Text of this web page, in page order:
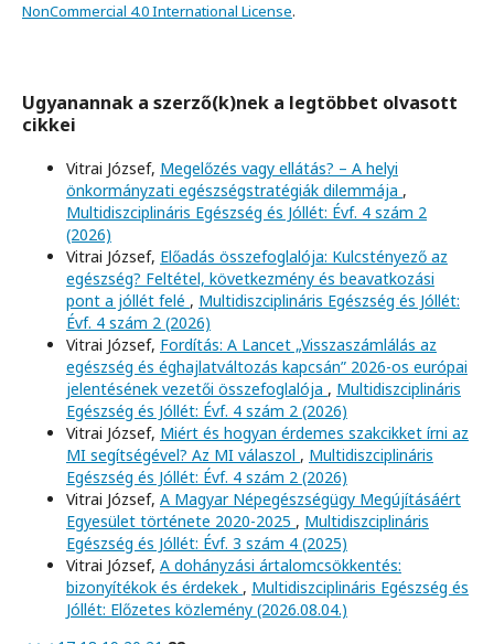
NonCommercial 4.0 International License.
Ugyanannak a szerző(k)nek a legtöbbet olvasott
cikkei
Vitrai József, Megelőzés vagy ellátás? – A helyi
önkormányzati egészségstratégiák dilemmája ,
Multidiszciplináris Egészség és Jóllét: Évf. 4 szám 2
(2026)
Vitrai József, Előadás összefoglalója: Kulcstényező az
egészség? Feltétel, következmény és beavatkozási
pont a jóllét felé , Multidiszciplináris Egészség és Jóllét:
Évf. 4 szám 2 (2026)
Vitrai József, Fordítás: A Lancet „Visszaszámlálás az
egészség és éghajlatváltozás kapcsán” 2026-os európai
jelentésének vezetői összefoglalója , Multidiszciplináris
Egészség és Jóllét: Évf. 4 szám 2 (2026)
Vitrai József, Miért és hogyan érdemes szakcikket írni az
MI segítségével? Az MI válaszol , Multidiszciplináris
Egészség és Jóllét: Évf. 4 szám 2 (2026)
Vitrai József, A Magyar Népegészségügy Megújításáért
Egyesület története 2020-2025 , Multidiszciplináris
Egészség és Jóllét: Évf. 3 szám 4 (2025)
Vitrai József, A dohányzási ártalomcsökkentés:
bizonyítékok és érdekek , Multidiszciplináris Egészség és
Jóllét: Előzetes közlemény (2026.08.04.)